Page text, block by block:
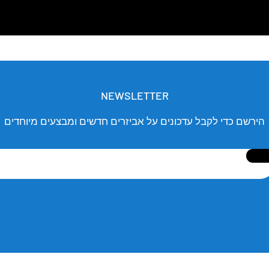
NEWSLETTER
הירשם כדי לקבל עדכונים על אביזרים חדשים ומבצעים מיוחדים